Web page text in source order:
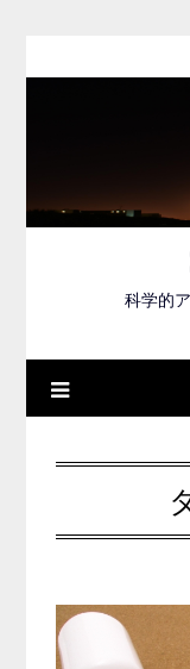
content
科学的